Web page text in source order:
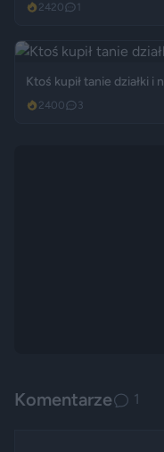
2420 1
Ktoś kupił tanie działki i
2400 3
Komentarze 1